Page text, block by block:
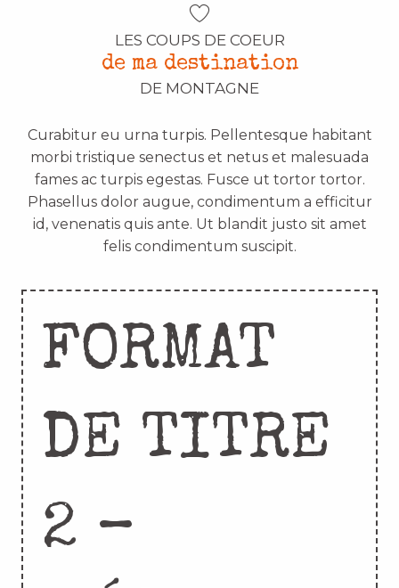
LES COUPS DE COEUR
de ma destination
DE MONTAGNE
Curabitur eu urna turpis. Pellentesque habitant
morbi tristique senectus et netus et malesuada
fames ac turpis egestas. Fusce ut tortor tortor.
Phasellus dolor augue, condimentum a efficitur
id, venenatis quis ante. Ut blandit justo sit amet
felis condimentum suscipit.
FORMAT
DE TITRE
2 –